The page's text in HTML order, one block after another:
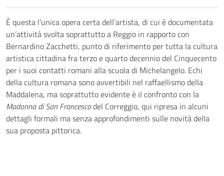
È questa l’unica opera certa dell’artista, di cui è documentata
un’attività svolta soprattutto a Reggio in rapporto con
Bernardino Zacchetti, punto di riferimento per tutta la cultura
artistica cittadina fra terzo e quarto decennio del Cinquecento
per i suoi contatti romani alla scuola di Michelangelo. Echi
della cultura romana sono avvertibili nel raffaellismo della
Maddalena, ma soprattutto evidente è il confronto con la
Madonna di San Francescodel Correggio, qui ripresa in alcuni
dettagli formali ma senza approfondimenti sulle novità della
sua proposta pittorica.